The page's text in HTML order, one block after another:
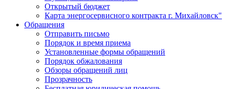
Открытый бюджет
Карта энергосервисного контракта г. Михайловск"
Обращения
Отправить письмо
Порядок и время приема
Установленные формы обращений
Порядок обжалования
Обзоры обращений лиц
Прозрачность